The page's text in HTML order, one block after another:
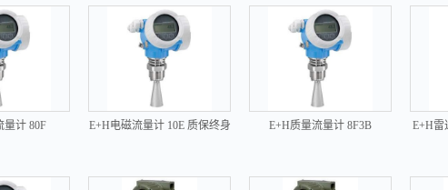
量计 80F E+H电磁流量计 10E 质保终身 E+H质量流量计 8F3B
E+H雷